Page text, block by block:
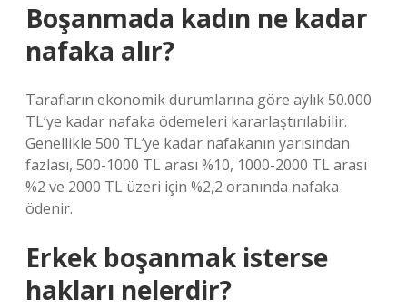
Boşanmada kadın ne kadar
nafaka alır?
Tarafların ekonomik durumlarına göre aylık 50.000
TL’ye kadar nafaka ödemeleri kararlaştırılabilir.
Genellikle 500 TL’ye kadar nafakanın yarısından
fazlası, 500-1000 TL arası %10, 1000-2000 TL arası
%2 ve 2000 TL üzeri için %2,2 oranında nafaka
ödenir.
Erkek boşanmak isterse
hakları nelerdir?